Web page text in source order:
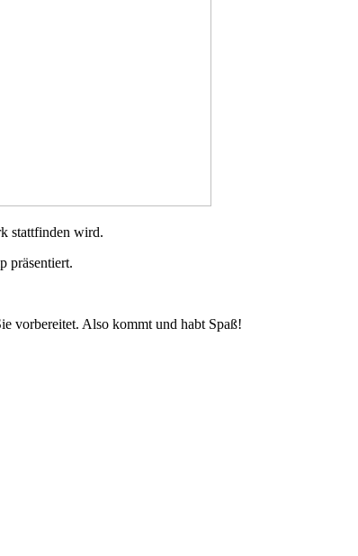
stattfinden wird.
präsentiert.
vorbereitet. Also kommt und habt Spaß!